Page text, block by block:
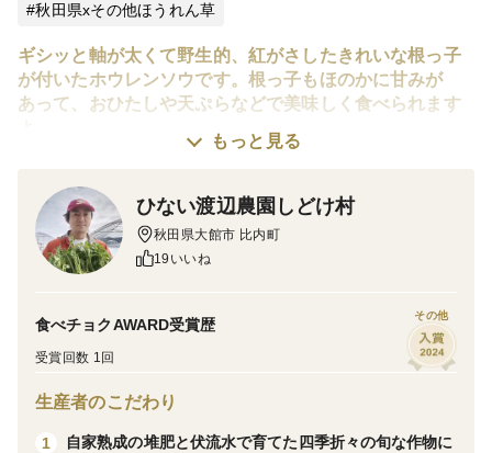
秋田県xその他ほうれん草
ギシッと軸が太くて野生的、紅がさしたきれいな根っ子
が付いたホウレンソウです。根っ子もほのかに甘みが
あって、おひたしや天ぷらなどで美味しく食べられます
ダイヤモンド・ダストが見られる程の厳しい寒さ。厳冬
ウレンソウです。氷点下の中でも凍らないようにホウレ
ンソウは糖分を蓄えるため甘味が増します。冬季限定
（12月～３月）の雪室 寒締めホウレンソウを是非、ご賞
味下さい。
ダイヤモンド・ダスト：写真では分かりにくいので「ひ
ない渡辺農園しどけ村」のホームページ/農園四季彩々で
＃鮮度：収穫した日に発送するので新鮮です。鮮度保持
もっと見る
ひない渡辺農園しどけ村
秋田県大館市 比内町
19いいね
食べチョクAWARD受賞歴
受賞回数 1回
その他
生産者のこだわり
1
自家熟成の堆肥と伏流水で育てた四季折々の旬な作物に